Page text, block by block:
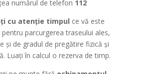
numărul de telefon 112
cu atenţie timpul ce vă este
pentru parcurgerea traseului ales,
şi de gradul de pregătire fizică şi
Luaţi în calcul o rezerva de timp.